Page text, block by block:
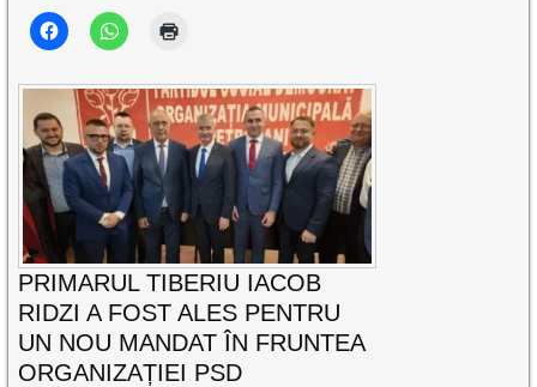
PRIMARUL TIBERIU IACOB
RIDZI A FOST ALES PENTRU
UN NOU MANDAT ÎN FRUNTEA
ORGANIZAȚIEI PSD